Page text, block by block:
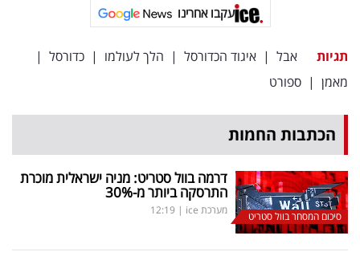
עקבו
עקבו אחרינו
תגיות אבל | איגוד הכדורסל | הלך לעולמו | כדורסל |
מאמן | ספורט
הכתבות החמות
סיכום המסחר בוול סטריט
דרמה בוול סטריט: מניה ישראלית מוכרת
התרסקה ביותר מ-30%
מערכת ice |
12:19